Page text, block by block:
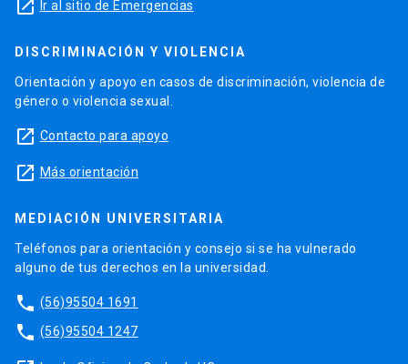
launch Ir al sitio de Emergencias
DISCRIMINACIÓN Y VIOLENCIA
Orientación y apoyo en casos de discriminación, violencia de
género o violencia sexual.
launch Contacto para apoyo
launch Más orientación
MEDIACIÓN UNIVERSITARIA
Teléfonos para orientación y consejo si se ha vulnerado
alguno de tus derechos en la universidad.
phone (56)95504 1691
phone (56)95504 1247